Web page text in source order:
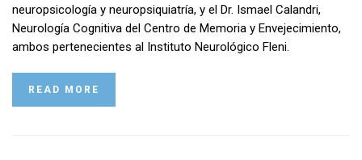
neuropsicología y neuropsiquiatría, y el Dr. Ismael Calandri,
Neurología Cognitiva del Centro de Memoria y Envejecimiento,
ambos pertenecientes al Instituto Neurológico Fleni.
READ MORE